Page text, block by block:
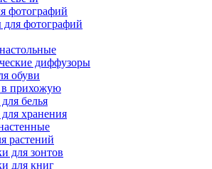
фотографий
фотографий
диффузоры
обуви
прихожую
белья
хранения
растений
для зонтов
для книг